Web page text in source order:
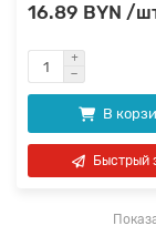
16.89 BYN /
В
Быстрый